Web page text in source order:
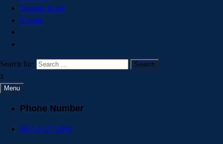
Tentang Kami
Kontak
Search for:
x
Menu
Phone Number
0851-8327-8991